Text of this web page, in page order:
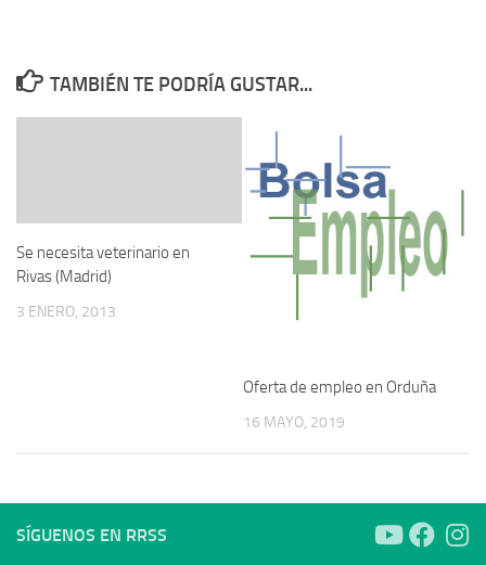
TAMBIÉN TE PODRÍA GUSTAR...
Se necesita veterinario en
Rivas (Madrid)
3 ENERO, 2013
Oferta de empleo en Orduña
16 MAYO, 2019
SÍGUENOS EN RRSS